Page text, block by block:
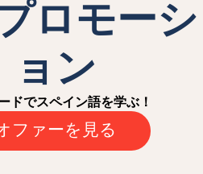
スS.COOP.MADのサーバーで
目的にのみ使用されます。本
宛てに
付、生徒の写真やビデオの撮
徒には入学時に用紙への記入を
ロモーシ
ョン
ドでスペイン語を学ぶ！
ファーを見る